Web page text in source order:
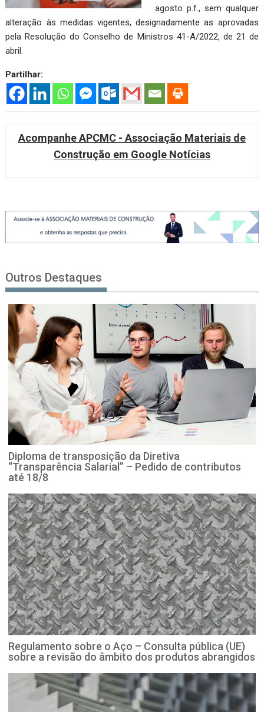
agosto p.f., sem qualquer
alteração às medidas vigentes, designadamente as aprovadas
pela Resolução do Conselho de Ministros 41-A/2022, de 21 de
abril.
Partilhar:
Acompanhe APCMC - Associação Materiais de
Construção em Google Notícias
Outros Destaques
Diploma de transposição da Diretiva
“Transparência Salarial” – Pedido de contributos
até 18/8
Regulamento sobre o Aço – Consulta pública (UE)
sobre a revisão do âmbito dos produtos abrangidos